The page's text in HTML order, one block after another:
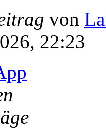
von
22:23